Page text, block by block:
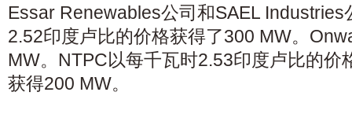
Essar Renewables公司和SAEL Industries
2.52印度卢比的价格获得了300 MW。
MW。NTPC以每千瓦时2.53印度卢比的价
获得200 MW。